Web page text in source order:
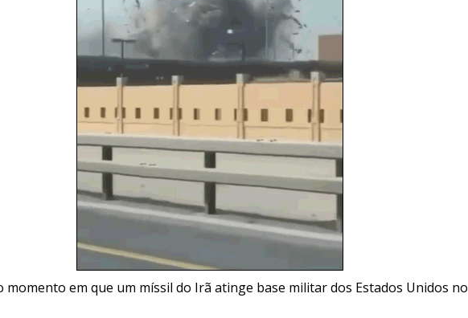
momento em que um míssil do Irã atinge base militar dos Estados Unidos no